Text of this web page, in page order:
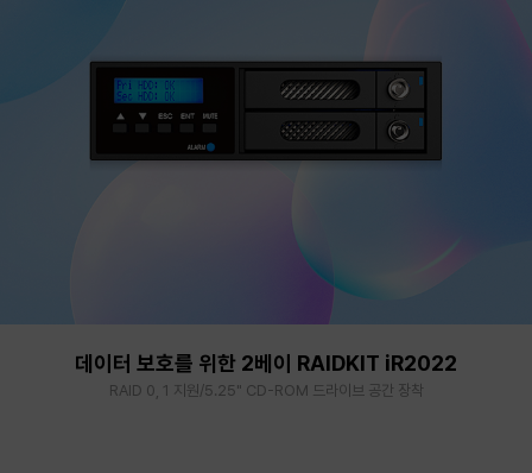
데이터 보호를 위한 2베이 RAIDKIT iR2022
RAID 0, 1 지원/5.25" CD-ROM 드라이브 공간 장착